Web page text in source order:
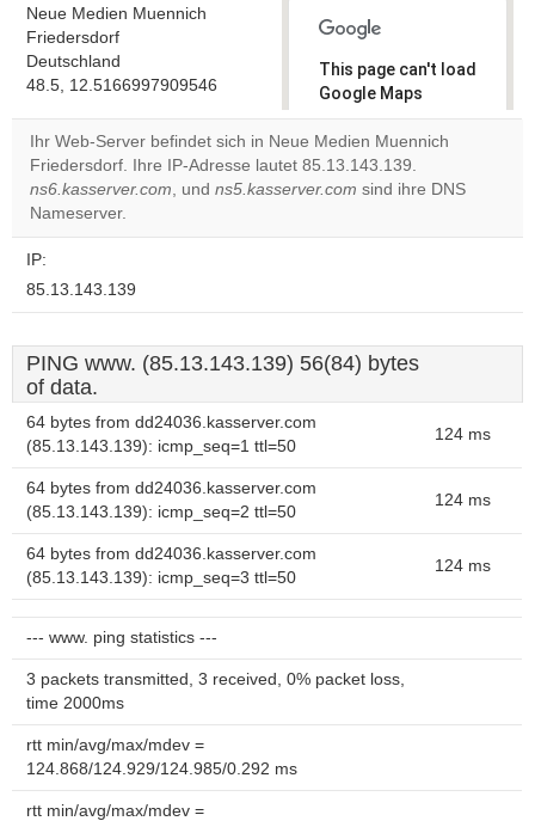
Neue Medien Muennich
Friedersdorf
Deutschland
48.5, 12.5166997909546
This page can't load
Google Maps
correctly.
Do you
own this
OK
Ihr Web-Server befindet sich in Neue Medien Muennich
Friedersdorf. Ihre IP-Adresse lautet 85.13.143.139.
ns6.kasserver.com, und ns5.kasserver.com sind ihre DNS
Nameserver.
IP:
85.13.143.139
PING www. (85.13.143.139) 56(84) bytes
of data.
64 bytes from dd24036.kasserver.com
(85.13.143.139): icmp_seq=1 ttl=50
124 ms
64 bytes from dd24036.kasserver.com
(85.13.143.139): icmp_seq=2 ttl=50
124 ms
64 bytes from dd24036.kasserver.com
(85.13.143.139): icmp_seq=3 ttl=50
124 ms
--- www. ping statistics ---
3 packets transmitted, 3 received, 0% packet loss,
time 2000ms
rtt min/avg/max/mdev =
124.868/124.929/124.985/0.292 ms
rtt min/avg/max/mdev =